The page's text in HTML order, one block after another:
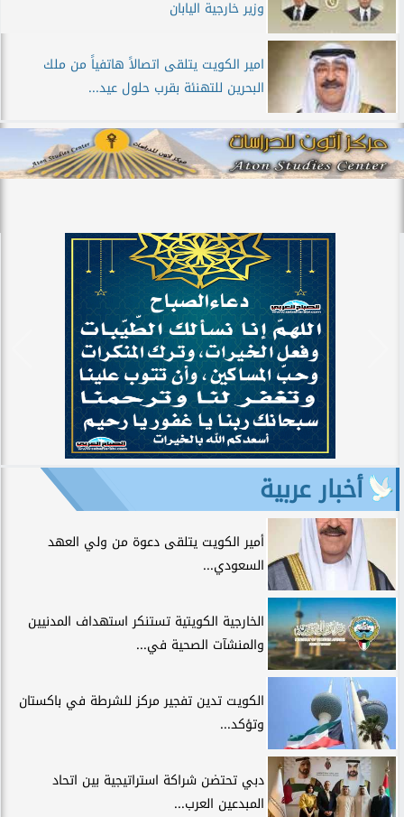
وزير خارجية اليابان
امير الكويت يتلقى اتصالاً هاتفياً من ملك
البحرين للتهنئة بقرب حلول عيد...
أخبار عربية
أمير الكويت يتلقى دعوة من ولي العهد
السعودي...
الخارجية الكويتية تستنكر استهداف المدنيين
والمنشآت الصحية في...
الكويت تدين تفجير مركز للشرطة في باكستان
وتؤكد...
دبي تحتضن شراكة استراتيجية بين اتحاد
المبدعين العرب...